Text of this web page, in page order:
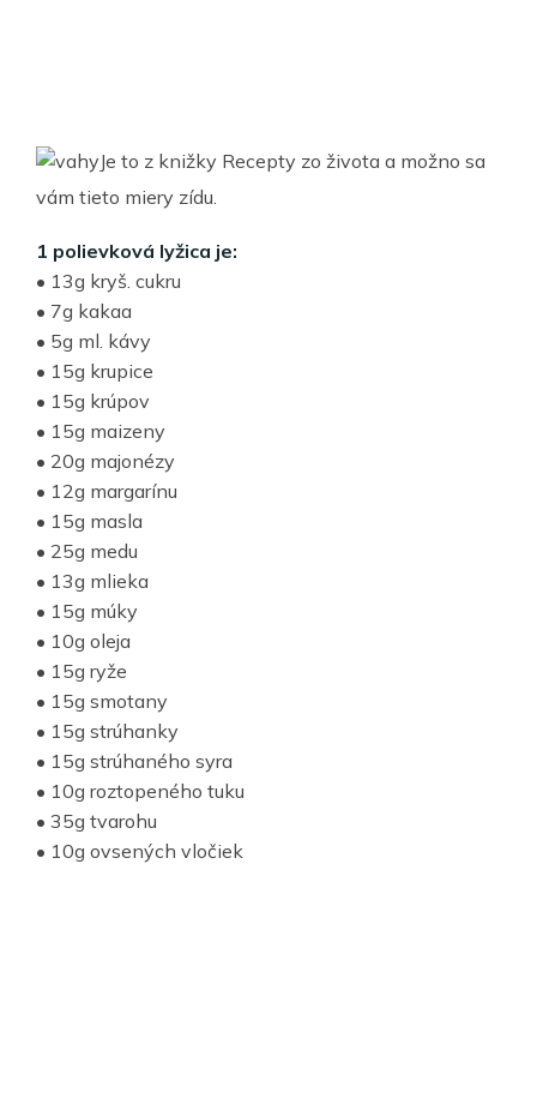
Je to z knižky Recepty zo života a možno sa
vám tieto miery zídu.
1 polievková lyžica je:
• 13g kryš. cukru
• 7g kakaa
• 5g ml. kávy
• 15g krupice
• 15g krúpov
• 15g maizeny
• 20g majonézy
• 12g margarínu
• 15g masla
• 25g medu
• 13g mlieka
• 15g múky
• 10g oleja
• 15g ryže
• 15g smotany
• 15g strúhanky
• 15g strúhaného syra
• 10g roztopeného tuku
• 35g tvarohu
• 10g ovsených vločiek